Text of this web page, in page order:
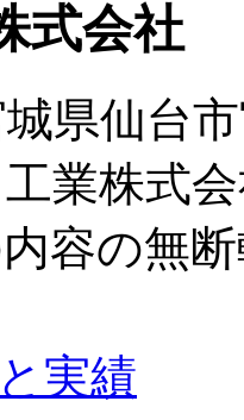
式会社
城県仙台
業株式
容の無
実績